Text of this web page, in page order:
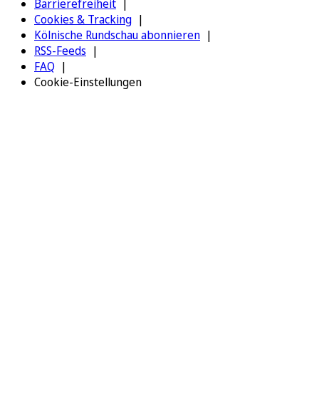
Barrierefreiheit
Cookies & Tracking
Kölnische Rundschau abonnieren
RSS-Feeds
FAQ
Cookie-Einstellungen